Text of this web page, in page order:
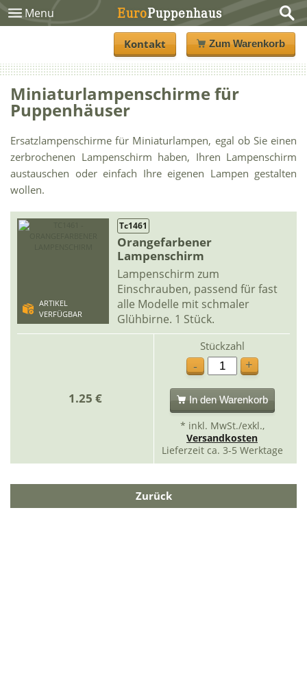
Menu EuroPuppenhaus
Kontakt Zum Warenkorb
Miniaturlampenschirme für
Puppenhäuser
Ersatzlampenschirme für Miniaturlampen, egal ob Sie einen
zerbrochenen Lampenschirm haben, Ihren Lampenschirm
austauschen oder einfach Ihre eigenen Lampen gestalten
wollen.
ARTIKEL
VERFÜGBAR
Tc1461
Orangefarbener
Lampenschirm
Lampenschirm zum
Einschrauben, passend für fast
alle Modelle mit schmaler
Glühbirne. 1 Stück.
1.25 €
Stückzahl
-
+
In den Warenkorb
* inkl. MwSt./exkl.,
Versandkosten
Lieferzeit ca. 3-5 Werktage
Zurück